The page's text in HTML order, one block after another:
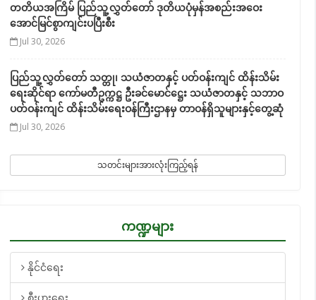
တတိယအကြိမ် ပြည်သူ့လွှတ်တော် ဒုတိယပုံမှန်အစည်းအဝေး
အောင်မြင်စွာကျင်းပပြီးစီး
Jul 30, 2026
ပြည်သူ့လွှတ်တော် သတ္တု၊ သယံဇာတနှင့် ပတ်ဝန်းကျင် ထိန်းသိမ်း
ရေးဆိုင်ရာ ကော်မတီဥက္ကဋ္ဌ ဦးခင်မောင်ဋ္ဌေး သယံဇာတနှင့် သဘာဝ
ပတ်ဝန်းကျင် ထိန်းသိမ်းရေးဝန်ကြီးဌာနမှ တာဝန်ရှိသူများနှင့်တွေ့ဆုံ
Jul 30, 2026
သတင်းများအားလုံးကြည့်ရန်
ကဏ္ဍများ
နိုင်ငံရေး